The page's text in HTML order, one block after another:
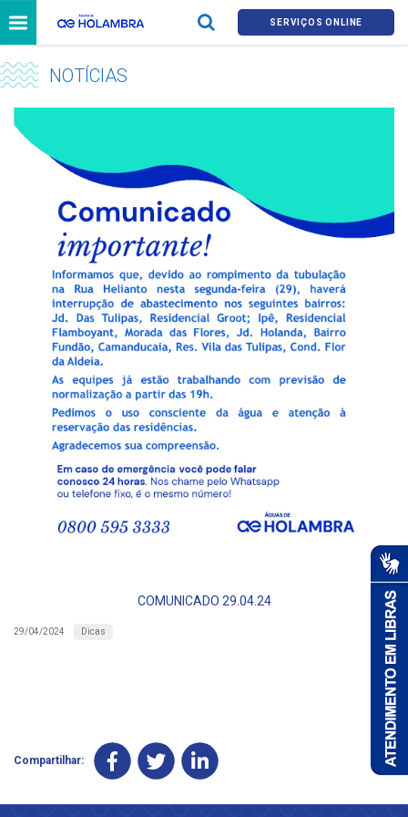
SERVIÇOS ONLINE
NOTÍCIAS
COMUNICADO 29.04.24
29/04/2024 Dicas
Compartilhar: